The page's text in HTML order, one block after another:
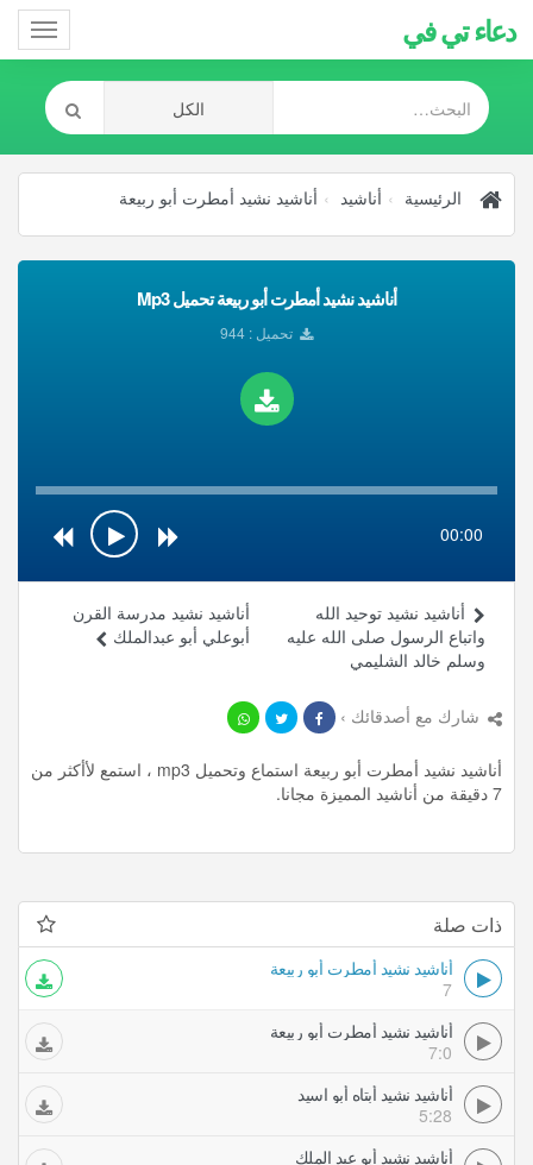
دعاء تي في
الرئيسية أناشيد أناشيد نشيد أمطرت أبو ربيعة
أناشيد نشيد أمطرت أبو ربيعة تحميل Mp3
تحميل : 944
00:00
أناشيد نشيد مدرسة القرن
أبوعلي أبو عبدالملك
أناشيد نشيد توحيد الله
واتباع الرسول صلى الله عليه
وسلم خالد الشليمي
شارك مع أصدقائك ›
أناشيد نشيد أمطرت أبو ربيعة استماع وتحميل mp3 ، استمع لأأكثر من
7 دقيقة من أناشيد المميزة مجانا.
ذات صلة
أناشيد نشيد أمطرت أبو ربيعة
7
أناشيد نشيد أمطرت أبو ربيعة
7:0
أناشيد نشيد أبتاه أبو اسيد
5:28
أناشيد نشيد أبو عبد الملك